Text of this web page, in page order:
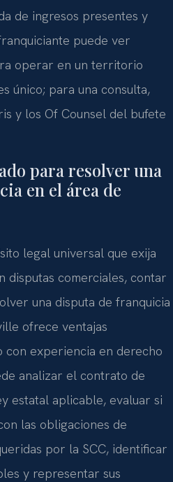
de ingresos presentes y
puede ver
operar en un territorio
único; para una consulta,
y los Of Counsel del bufete
para resolver una
en el área de
legal universal que exija
disputas comerciales, contar
una disputa de franquicia
ofrece ventajas
con experiencia en derecho
analizar el contrato de
estatal aplicable, evaluar si
las obligaciones de
por la SCC, identificar
y representar sus